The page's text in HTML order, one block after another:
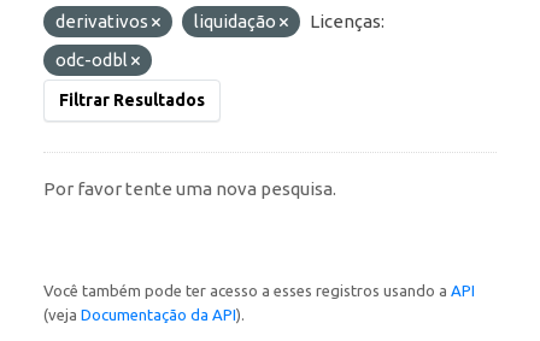
derivativos
liquidação
Licenças:
odc-odbl
Filtrar Resultados
Por favor tente uma nova pesquisa.
Você também pode ter acesso a esses registros usando a API
(veja Documentação da API).